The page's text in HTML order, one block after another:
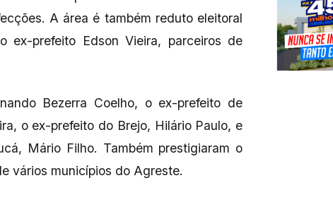
A área é também reduto eleitoral
ex-prefeito Edson Vieira, parceiros de
Bezerra Coelho, o ex-prefeito de
o ex-prefeito do Brejo, Hilário Paulo, e
Mário Filho. Também prestigiaram o
vários municípios do Agreste.